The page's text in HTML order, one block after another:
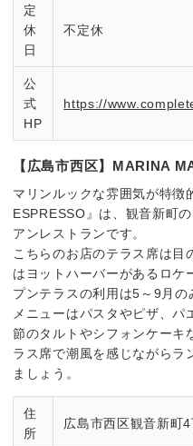
定
休
日
不定休
公
式
HP
https://
【広島市西区】MARINA
マリンルックな雰囲気が特徴
ESPRESSO』は、観音新町
アンレストランです。
こちらのお店のテラス席は目
はヨットハーバーがあるロケ
プンテラスの利用は5～9月の
メニューはパスタやピザ、パ
節のタルトやシフォンケーキ
ラス席で潮風を感じながらラ
ましょう。
住
所
広島市西区観音新町